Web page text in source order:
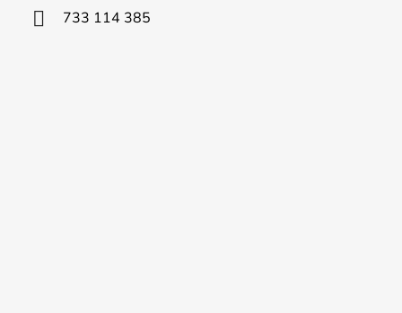
733 114 385